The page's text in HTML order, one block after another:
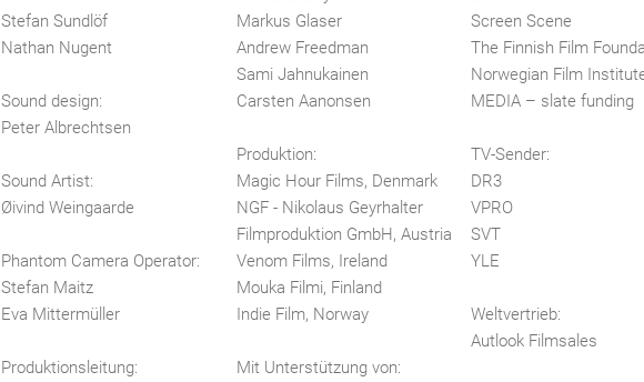
Stefan Sundlöf
Nathan Nugent
Sound design:
Peter Albrechtsen
Sound Artist:
Øivind Weingaarde
Phantom Camera Operator:
Stefan Maitz
Eva Mittermüller
Produktionsleitung:
Markus Glaser
Andrew Freedman
Sami Jahnukainen
Carsten Aanonsen
Produktion:
Magic Hour Films, Denmark
NGF - Nikolaus Geyrhalter
Filmproduktion GmbH, Austria
Venom Films, Ireland
Mouka Filmi, Finland
Indie Film, Norway
Mit Unterstützung von:
Screen Scene
The Finnish Film
Norwegian Film
MEDIA – slate funding
TV-Sender:
DR3
VPRO
SVT
YLE
Weltvertrieb:
Autlook Filmsales